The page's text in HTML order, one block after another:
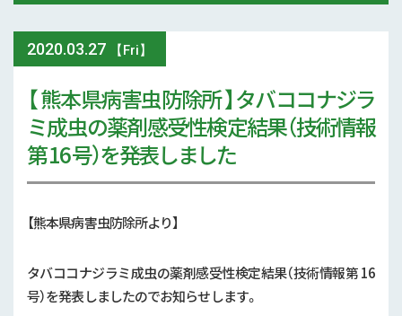
2020.03.27 【Fri】
【 熊本県病害虫防除所 】タバココナジラ
ミ成虫の薬剤感受性検定結果（技術情報
第 16 号）を発表しました
【熊本県病害虫防除所より】
タバココナジラミ成虫の薬剤感受性検定結果（技術情報第 16
号）を発表しましたのでお知らせします。
農業大学校
スマート農業
参考文献
現地情報
2026年 (74)
2025年 (107)
2024年 (125)
2023年 (139)
2022年 (170)
2021年 (173)